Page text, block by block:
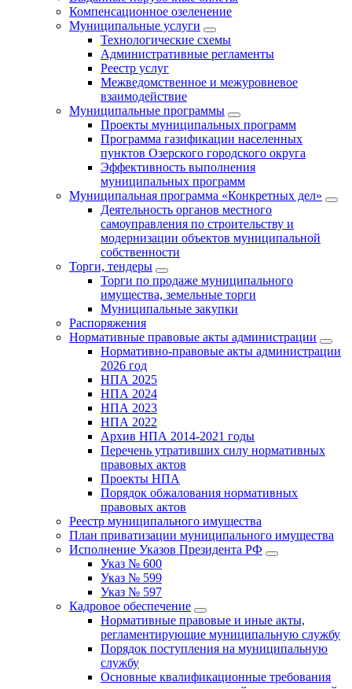
Компенсационное озеленение
Муниципальные услуги
Технологические схемы
Административные регламенты
Реестр услуг
Межведомственное и межуровневое
взаимодействие
Муниципальные программы
Проекты муниципальных программ
Программа газификации населенных
пунктов Озерского городского округа
Эффективность выполнения
муниципальных программ
Муниципальная программа «Конкретных дел»
Деятельность органов местного
самоуправления по строительству и
модернизации объектов муниципальной
собственности
Торги, тендеры
Торги по продаже муниципального
имущества, земельные торги
Муниципальные закупки
Распоряжения
Нормативные правовые акты администрации
Нормативно-правовые акты администрации
2026 год
НПА 2025
НПА 2024
НПА 2023
НПА 2022
Архив НПА 2014-2021 годы
Перечень утративших силу нормативных
правовых актов
Проекты НПА
Порядок обжалования нормативных
правовых актов
Реестр муниципального имущества
План приватизации муниципального имущества
Исполнение Указов Президента РФ
Указ № 600
Указ № 599
Указ № 597
Кадровое обеспечение
Нормативные правовые и иные акты,
регламентирующие муниципальную службу
Порядок поступления на муниципальную
службу
Основные квалификационные требования